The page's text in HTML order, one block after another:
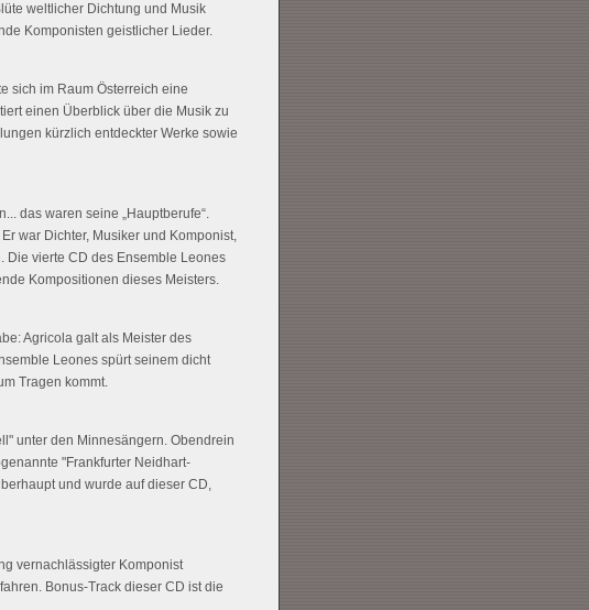
weltlicher Dichtung und Musik
Komponisten geistlicher Lieder.
sich im Raum Österreich eine
einen Überblick über die Musik zu
kürzlich entdeckter Werke sowie
das waren seine „Hauptberufe“.
war Dichter, Musiker und Komponist,
Die vierte CD des Ensemble Leones
Kompositionen dieses Meisters.
Agricola galt als Meister des
Leones spürt seinem dicht
Tragen kommt.
unter den Minnesängern. Obendrein
"Frankfurter Neidhart-
und wurde auf dieser CD,
vernachlässigter Komponist
Bonus-Track dieser CD ist die